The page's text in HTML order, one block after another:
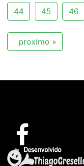
44 45 46
proximo »